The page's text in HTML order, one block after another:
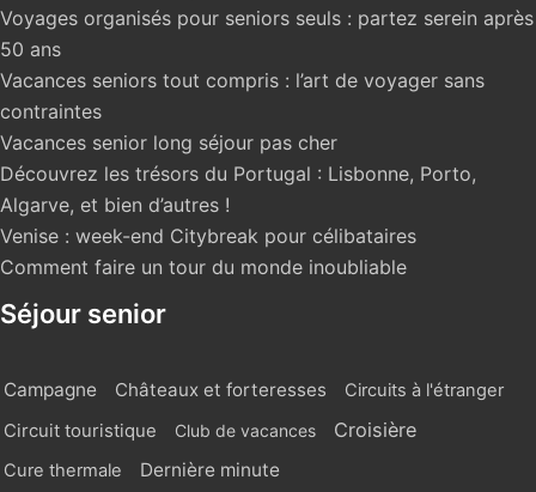
Voyages organisés pour seniors seuls : partez serein après
50 ans
Vacances seniors tout compris : l’art de voyager sans
contraintes
Vacances senior long séjour pas cher
Découvrez les trésors du Portugal : Lisbonne, Porto,
Algarve, et bien d’autres !
Venise : week-end Citybreak pour célibataires
Comment faire un tour du monde inoubliable
Séjour senior
Campagne Châteaux et forteresses
Circuits à l'étranger
Circuit touristique
Club de vacances Croisière
Cure thermale Dernière minute